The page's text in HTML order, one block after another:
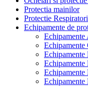
Protectia mainilor
Protectie
Echipamente de
Echipamente
Echipamente
Echipamente
Echipamente
Echipamente